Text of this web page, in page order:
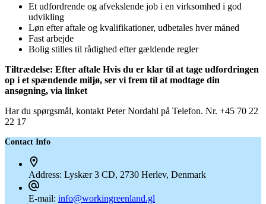
Et udfordrende og afvekslende job i en virksomhed i god
udvikling
Løn efter aftale og kvalifikationer, udbetales hver måned
Fast arbejde
Bolig stilles til rådighed efter gældende regler
Tiltrædelse: Efter aftale Hvis du er klar til at tage udfordringen
op i et spændende miljø, ser vi frem til at modtage din
ansøgning, via linket
Har du spørgsmål, kontakt Peter Nordahl på Telefon. Nr. +45 70 22
22 17
Contact Info
Address: Lyskær 3 CD, 2730 Herlev, Denmark
E-mail: info@workingreenland.gl